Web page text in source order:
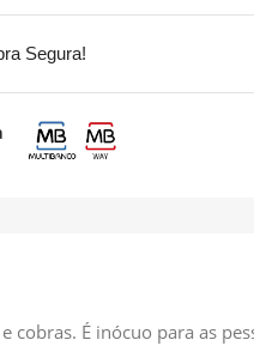
Segura!
É inócuo para as